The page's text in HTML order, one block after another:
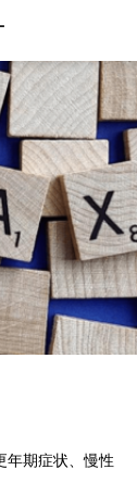
年期症状、慢性